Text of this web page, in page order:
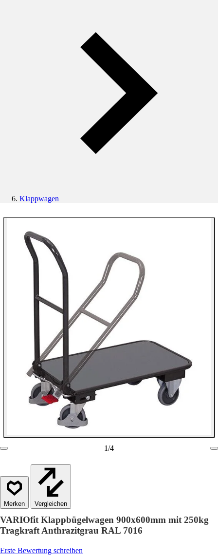
Klappwagen
1/4
Vergleichen
VARIOfit Klappbügelwagen 900x600mm mit 250kg
Tragkraft Anthrazitgrau RAL 7016
Erste Bewertung schreiben